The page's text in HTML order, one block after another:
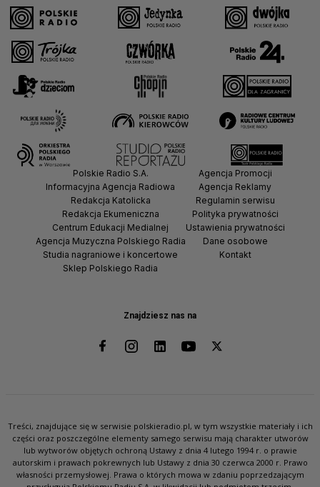
Znajdziesz nas na
Polskie Radio S.A.
Informacyjna Agencja Radiowa
Redakcja Katolicka
Redakcja Ekumeniczna
Centrum Edukacji Medialnej
Agencja Muzyczna Polskiego Radia
Studia nagraniowe i koncertowe
Sklep Polskiego Radia
Agencja Promocji
Agencja Reklamy
Regulamin serwisu
Polityka prywatności
Ustawienia prywatności
Dane osobowe
Kontakt
Treści, znajdujące się w serwisie polskieradio.pl, w tym wszystkie materiały i ich
części oraz poszczególne elementy samego serwisu mają charakter utworów
lub wytworów objętych ochroną Ustawy z dnia 4 lutego 1994 r. o prawie
autorskim i prawach pokrewnych lub Ustawy z dnia 30 czerwca 2000 r. Prawo
własności przemysłowej. Prawa o których mowa w zdaniu poprzedzającym